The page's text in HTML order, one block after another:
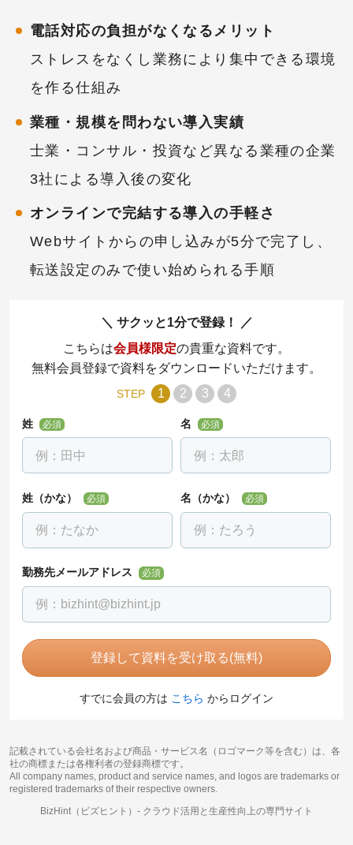
電話対応の負担がなくなるメリット
ストレスをなくし業務により集中できる環境
を作る仕組み
業種・規模を問わない導入実績
士業・コンサル・投資など異なる業種の企業
3社による導入後の変化
オンラインで完結する導入の手軽さ
Webサイトからの申し込みが5分で完了し、
転送設定のみで使い始められる手順
サクッと1分で登録！
こちらは会員様限定の貴重な資料です。
無料会員登録で資料をダウンロードいただけます。
STEP 1 2 3 4
姓 必須 名 必須
姓（かな） 必須 名（かな） 必須
勤務先メールアドレス 必須
登録して資料を受け取る(無料)
すでに会員の方は こちら からログイン
記載されている会社名および商品・サービス名（ロゴマーク等を含む）は、各
社の商標または各権利者の登録商標です。
All company names, product and service names, and logos are trademarks or
registered trademarks of their respective owners.
BizHint（ビズヒント）- クラウド活用と生産性向上の専門サイト